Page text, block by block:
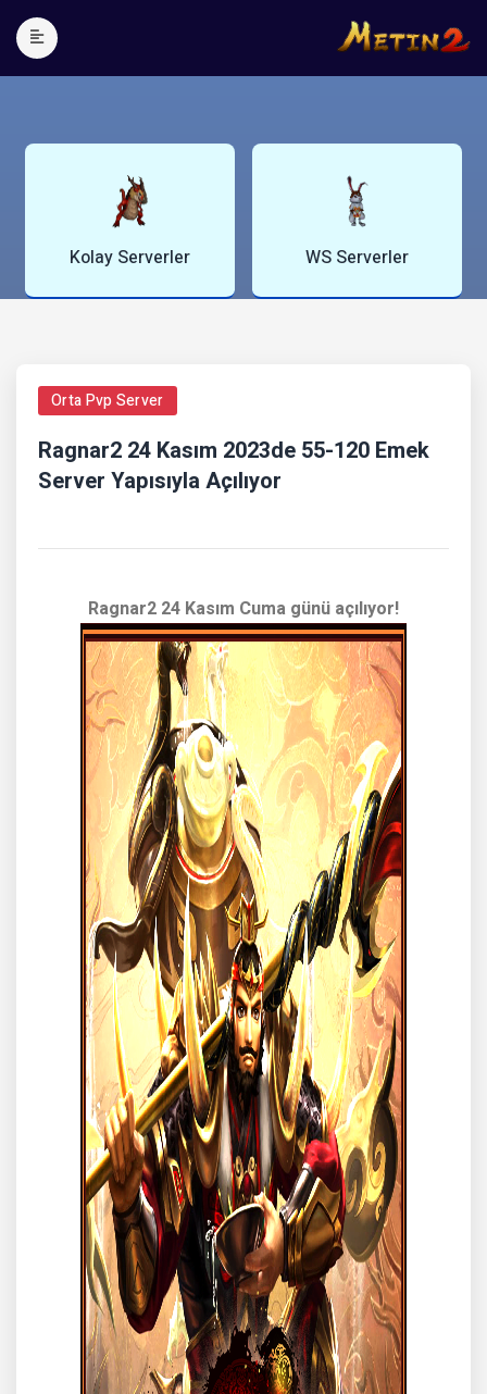
WS Serverler Blog Yazıları
Orta Pvp Server
Ragnar2 24 Kasım 2023de 55-120 Emek
Server Yapısıyla Açılıyor
Ragnar2 24 Kasım Cuma günü açılıyor!